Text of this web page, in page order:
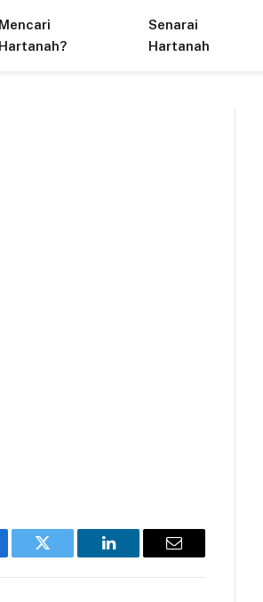
Mencari
Hartanah?
Senarai
Hartanah
Twitter LinkedIn Email